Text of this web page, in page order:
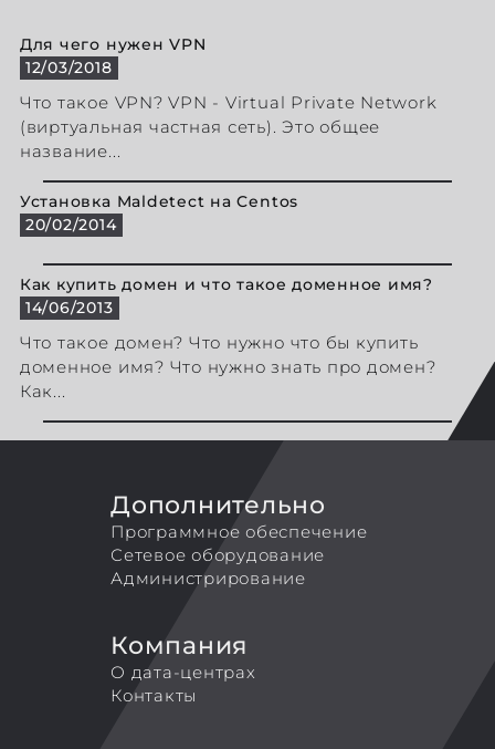
Для чего нужен VPN
12/03/2018
Что такое VPN? VPN - Virtual Private Network
(виртуальная частная сеть). Это общее
название...
Установка Maldetect на Centos
20/02/2014
Как купить домен и что такое доменное имя?
14/06/2013
Что такое домен? Что нужно что бы купить
доменное имя? Что нужно знать про домен?
Как...
Дополнительно
Программное обеспечение
Сетевое оборудование
Администрирование
Компания
О дата-центрах
Контакты